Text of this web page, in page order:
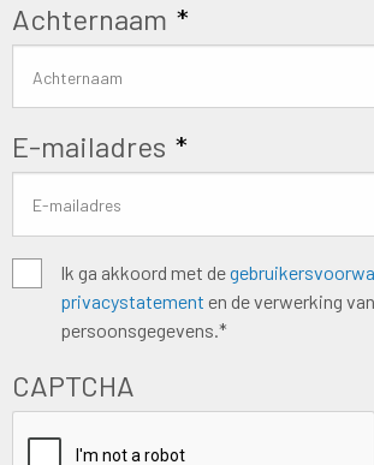
Achternaam *
E-mailadres *
Algemene
voorwaarden *
Ik ga akkoord met de
privacystatement en de verwerking
persoonsgegevens.*
CAPTCHA